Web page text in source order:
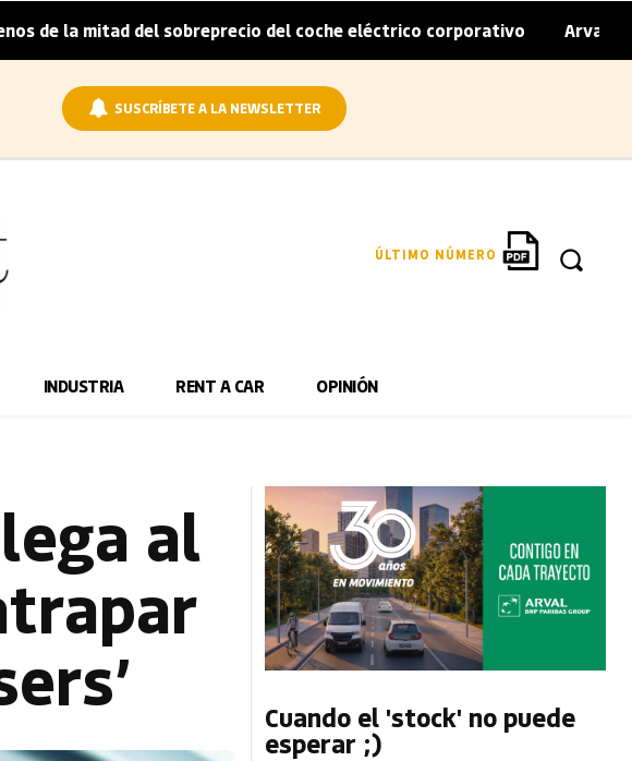
del sobreprecio del coche eléctrico corporativo | Arval convierte en
SUSCRÍBETE A LA NEWSLETTER
ÚLTIMO NÚMERO
INDUSTRIA RENT A CAR OPINIÓN
al
Cuando el 'stock' no puede
esperar ;)